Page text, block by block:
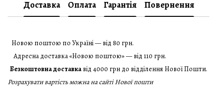
Доставка Оплата Гарантія Повернення
Новою поштою по Україні — від 80 грн.
Адресна доставка «Новою поштою» — від 110 грн.
Безкоштовна доставка від 4000 грн до відділення Нової Пошти.
Розрахувати вартість можна на сайті Нової пошти